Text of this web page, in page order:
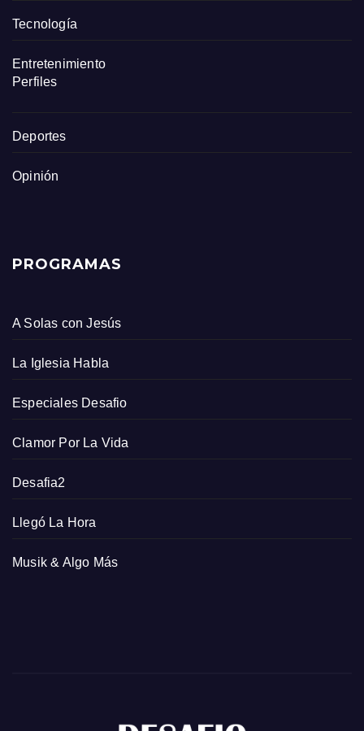
Tecnología
Entretenimiento
Perfiles
Deportes
Opinión
PROGRAMAS
A Solas con Jesús
La Iglesia Habla
Especiales Desafio
Clamor Por La Vida
Desafia2
Llegó La Hora
Musik & Algo Más